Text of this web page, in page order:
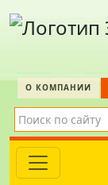
О КОМПАНИИ